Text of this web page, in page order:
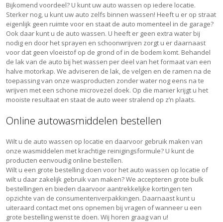
Bijkomend voordeel? U kunt uw auto wassen op iedere locatie.
Sterker nog, u kunt uw auto zelfs binnen wassen! Heeft u er op straat
eigenlijk geen ruimte voor en staat de auto momenteel in de garage?
Ook daar kunt u de auto wassen. U heeft er geen extra water bij
nodig en door het sprayen en schoonwrijven zorgt u er daarnaast
voor dat geen vloeistof op de grond of in de bodem komt. Behandel
de lak van de auto bij het wassen per deel van het formaat van een
halve motorkap. We adviseren de lak, de velgen en de ramen na de
toepassing van onze wasproducten zonder water nog eens na te
wrijven met een schone microvezel doek. Op die manier krijgt u het
mooiste resultaat en staat de auto weer stralend op z’n plaats.
Online autowasmiddelen bestellen
Wilt u de auto wassen op locatie en daarvoor gebruik maken van
onze wasmiddelen met krachtige reinigingsformule? U kunt de
producten eenvoudig online bestellen.
Wilt u een grote bestelling doen voor het auto wassen op locatie of
wilt u daar zakelijk gebruik van maken? We accepteren grote bulk
bestellingen en bieden daarvoor aantrekkelijke kortingen ten
opzichte van de consumentenverpakkingen. Daarnaast kunt u
uiteraard contact met ons opnemen bij vragen of wanneer u een
grote bestelling wenst te doen. Wij horen graag van u!